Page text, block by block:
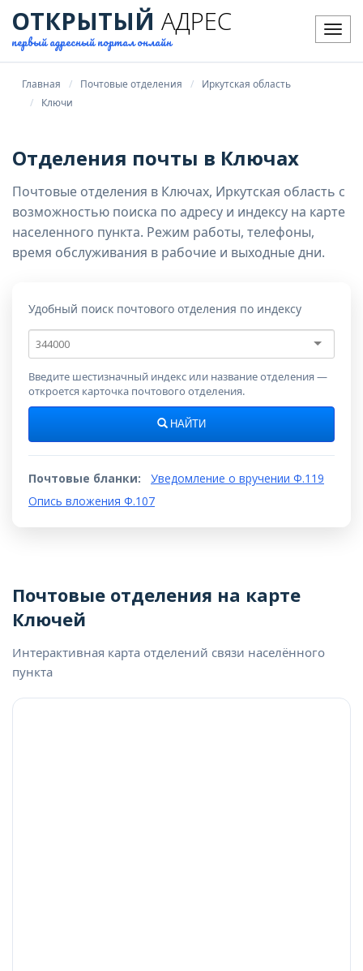
ОТКРЫТЫЙ АДРЕС
первый адресный портал онлайн
Главная Почтовые отделения
Иркутская область
Ключи
Отделения почты в Ключах
Почтовые отделения в Ключах, Иркутская область с
возможностью поиска по адресу и индексу на карте
населенного пункта. Режим работы, телефоны,
время обслуживания в рабочие и выходные дни.
Удобный поиск почтового отделения по индексу
Почтовый
индекс
Введите шестизначный индекс или название отделения —
откроется карточка почтового отделения.
НАЙТИ
Почтовые бланки:
Уведомление о вручении Ф.119
Опись вложения Ф.107
Почтовые отделения на карте
Ключей
Интерактивная карта отделений связи населённого
пункта